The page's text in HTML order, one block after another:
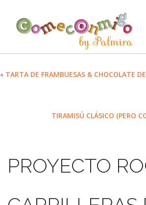
NUESTRA FILOSOFÍA
IDIOMA:
« TARTA DE FRAMBUESAS & CHOCOLATE
TIRAMISÚ CLÁSICO (PERO
PROYECTO